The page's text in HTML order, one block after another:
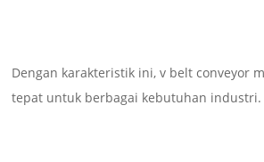
Dengan karakteristik ini, v belt conveyor
tepat untuk berbagai kebutuhan industri.